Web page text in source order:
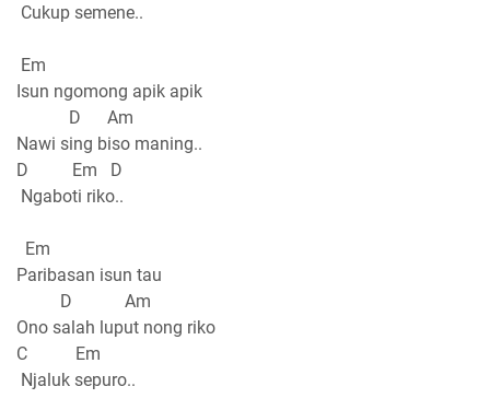
Cukup semene..
Em
Isun ngomong apik apik
D Am
Nawi sing biso maning..
D Em D
Ngaboti riko..
Em
Paribasan isun tau
D Am
Ono salah luput nong riko
C Em
Njaluk sepuro..